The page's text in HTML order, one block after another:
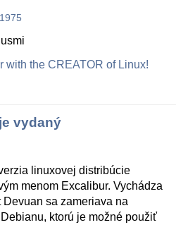
with the CREATOR of Linux!
vydaný
linuxovej distribúcie
menom Excalibur. Vychádza
sa zameriava na
ktorú je možné použiť